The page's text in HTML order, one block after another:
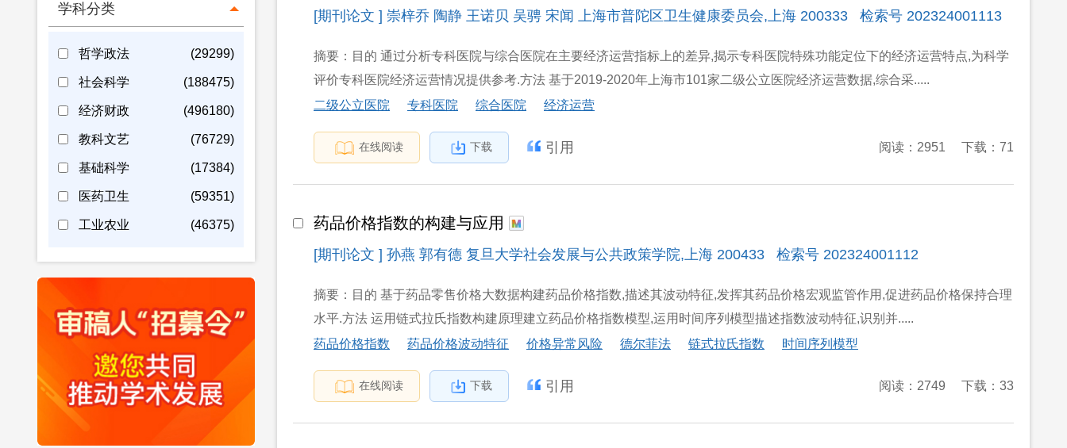
学科分类
哲学政法 (29299)
社会科学 (188475)
经济财政 (496180)
教科文艺 (76729)
基础科学 (17384)
医药卫生 (59351)
工业农业 (46375)
[期刊论文 ] 崇梓乔 陶静 王诺贝 吴骋 宋闻 上海市普陀区卫生健康委员会,上海 200333 检索号 202324001113
摘要：目的 通过分析专科医院与综合医院在主要经济运营指标上的差异,揭示专科医院特殊功能定位下的经济运营特点,为科学
评价专科医院经济运营情况提供参考.方法 基于2019-2020年上海市101家二级公立医院经济运营数据,综合采.....
二级公立医院
专科医院 综合医院 经济运营
在线阅读 下载 引用 阅读：2951 下载：71
药品价格指数的构建与应用
[期刊论文 ] 孙燕 郭有德 复旦大学社会发展与公共政策学院,上海 200433 检索号 202324001112
摘要：目的 基于药品零售价格大数据构建药品价格指数,描述其波动特征,发挥其药品价格宏观监管作用,促进药品价格保持合理
水平.方法 运用链式拉氏指数构建原理建立药品价格指数模型,运用时间序列模型描述指数波动特征,识别并.....
药品价格指数
药品价格波动特征 价格异常风险 德尔菲法 链式拉氏指数 时间序列模型
在线阅读 下载 引用 阅读：2749 下载：33